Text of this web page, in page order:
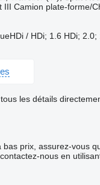
Camion plate-forme/
/ HDi; 1.6 HDi;
les détails
prix, assurez-vous
nous en